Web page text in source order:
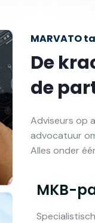
MARVATO
De
de
Adviseurs op
advocatuur
Alles onder
MKB-